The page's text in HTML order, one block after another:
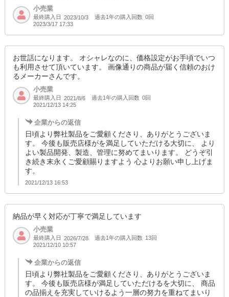
小売業
最終購入日 2023/10/3 過去1年の購入回数 0回
2023/3/17 17:33
お世話になります。 オシャレなのに、価格設定がお手頃でいつ
も利用させて頂いています。 画像通りの商品が届く信頼のおけ
るメーカーさんです。
小売業
最終購入日 2021/8/6 過去1年の購入回数 0回
2021/12/13 14:25
企業からの返信
日頃より弊社製品をご愛顧くださり、ありがとうございま
す。 今後も販売店様がを満足していただける大切に、 より
よい製品開発、製造、管理に努めてまいります。 どうぞ引
き続き末永くご愛顧賜りますよう 心よりお願い申し上げま
す。
2021/12/13 16:53
納品が早く対応が丁寧で満足しています
小売業
最終購入日 2026/7/28 過去1年の購入回数 13回
2021/12/10 10:57
企業からの返信
日頃より弊社製品をご愛顧くださり、ありがとうございま
す。 今後も販売店様が満足していただけるを大切に、 商品
の品揃えを充実していけるよう一層の努力を重ねてまいり